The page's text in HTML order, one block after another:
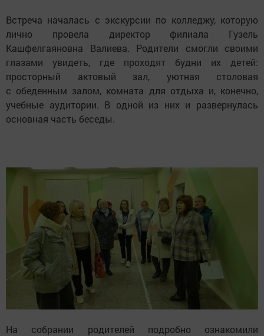
Встреча началась с экскурсии по колледжу, которую
лично провела директор филиала Гузель
Кашфелгаяновна Валиева. Родители смогли своими
глазами увидеть, где проходят будни их детей:
просторный актовый зал, уютная столовая
с обеденным залом, комната для отдыха и, конечно,
учебные аудитории. В одной из них и развернулась
основная часть беседы.
На собрании родителей подробно ознакомили